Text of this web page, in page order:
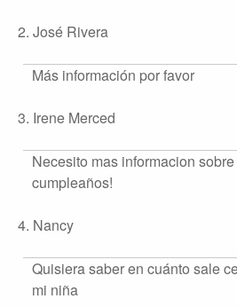
2. José Rivera
Más información por favor
3. Irene Merced
Necesito mas informacion
cumpleaños!
4. Nancy
Quisiera saber en cuánto sale
mi niña